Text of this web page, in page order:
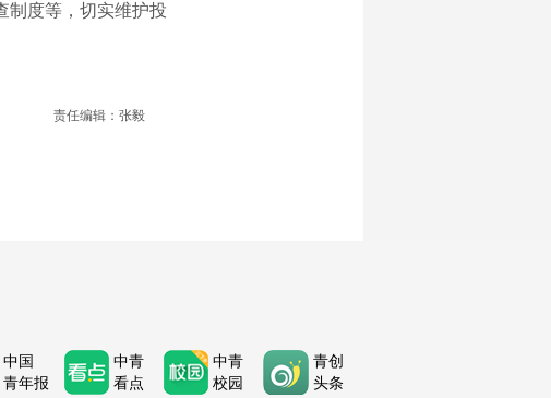
制度等，切实维护投
责任编辑：张毅
中国
青年报
中青
看点
中青
校园
青创
头条